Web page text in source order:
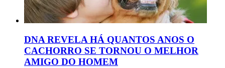
DNA REVELA HÁ QUANTOS ANOS O
CACHORRO SE TORNOU O MELHOR
AMIGO DO HOMEM